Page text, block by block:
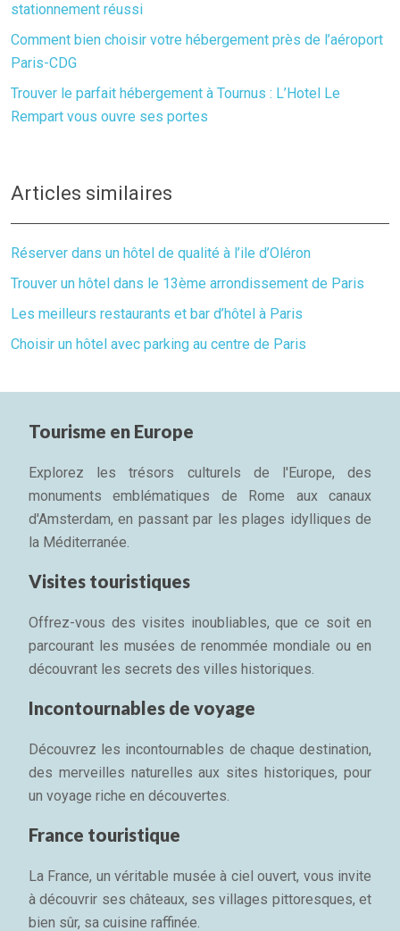
stationnement réussi
Comment bien choisir votre hébergement près de l’aéroport
Paris-CDG
Trouver le parfait hébergement à Tournus : L’Hotel Le
Rempart vous ouvre ses portes
Articles similaires
Réserver dans un hôtel de qualité à l’ile d’Oléron
Trouver un hôtel dans le 13ème arrondissement de Paris
Les meilleurs restaurants et bar d’hôtel à Paris
Choisir un hôtel avec parking au centre de Paris
Tourisme en Europe
Explorez les trésors culturels de l'Europe, des
monuments emblématiques de Rome aux canaux
d'Amsterdam, en passant par les plages idylliques de
la Méditerranée.
Visites touristiques
Offrez-vous des visites inoubliables, que ce soit en
parcourant les musées de renommée mondiale ou en
découvrant les secrets des villes historiques.
Incontournables de voyage
Découvrez les incontournables de chaque destination,
des merveilles naturelles aux sites historiques, pour
un voyage riche en découvertes.
France touristique
La France, un véritable musée à ciel ouvert, vous invite
à découvrir ses châteaux, ses villages pittoresques, et
bien sûr, sa cuisine raffinée.